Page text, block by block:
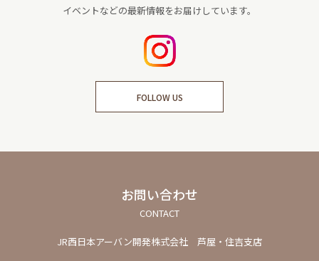
イベントなどの最新情報をお届けしています。
FOLLOW US
お問い合わせ
CONTACT
JR西日本アーバン開発株式会社 芦屋・住吉支店